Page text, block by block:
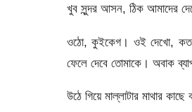
খুব সুন্দর আসন, ঠিক আমাদের
ওঠো, কুইকেগ। ওই দেখো, কত
ফেলে দেবে তোমাকে। অবাক
উঠে গিয়ে মাল্লাটার মাথার